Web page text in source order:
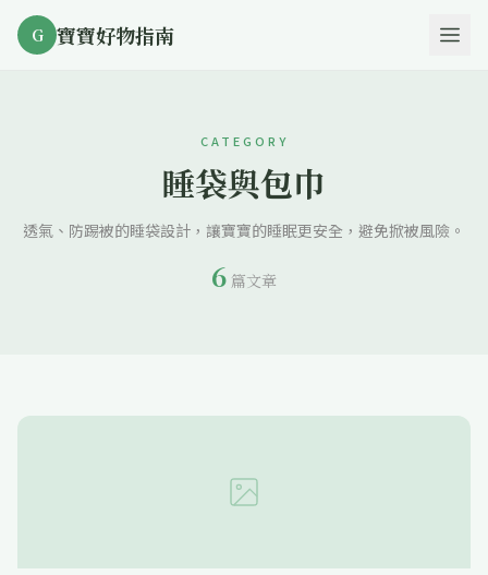
G 寶寶好物指南
CATEGORY
睡袋與包巾
透氣、防踢被的睡袋設計，讓寶寶的睡眠更安全，避免掀被風險。
6 篇文章